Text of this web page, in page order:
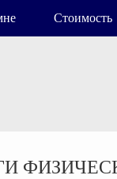
Стоимость